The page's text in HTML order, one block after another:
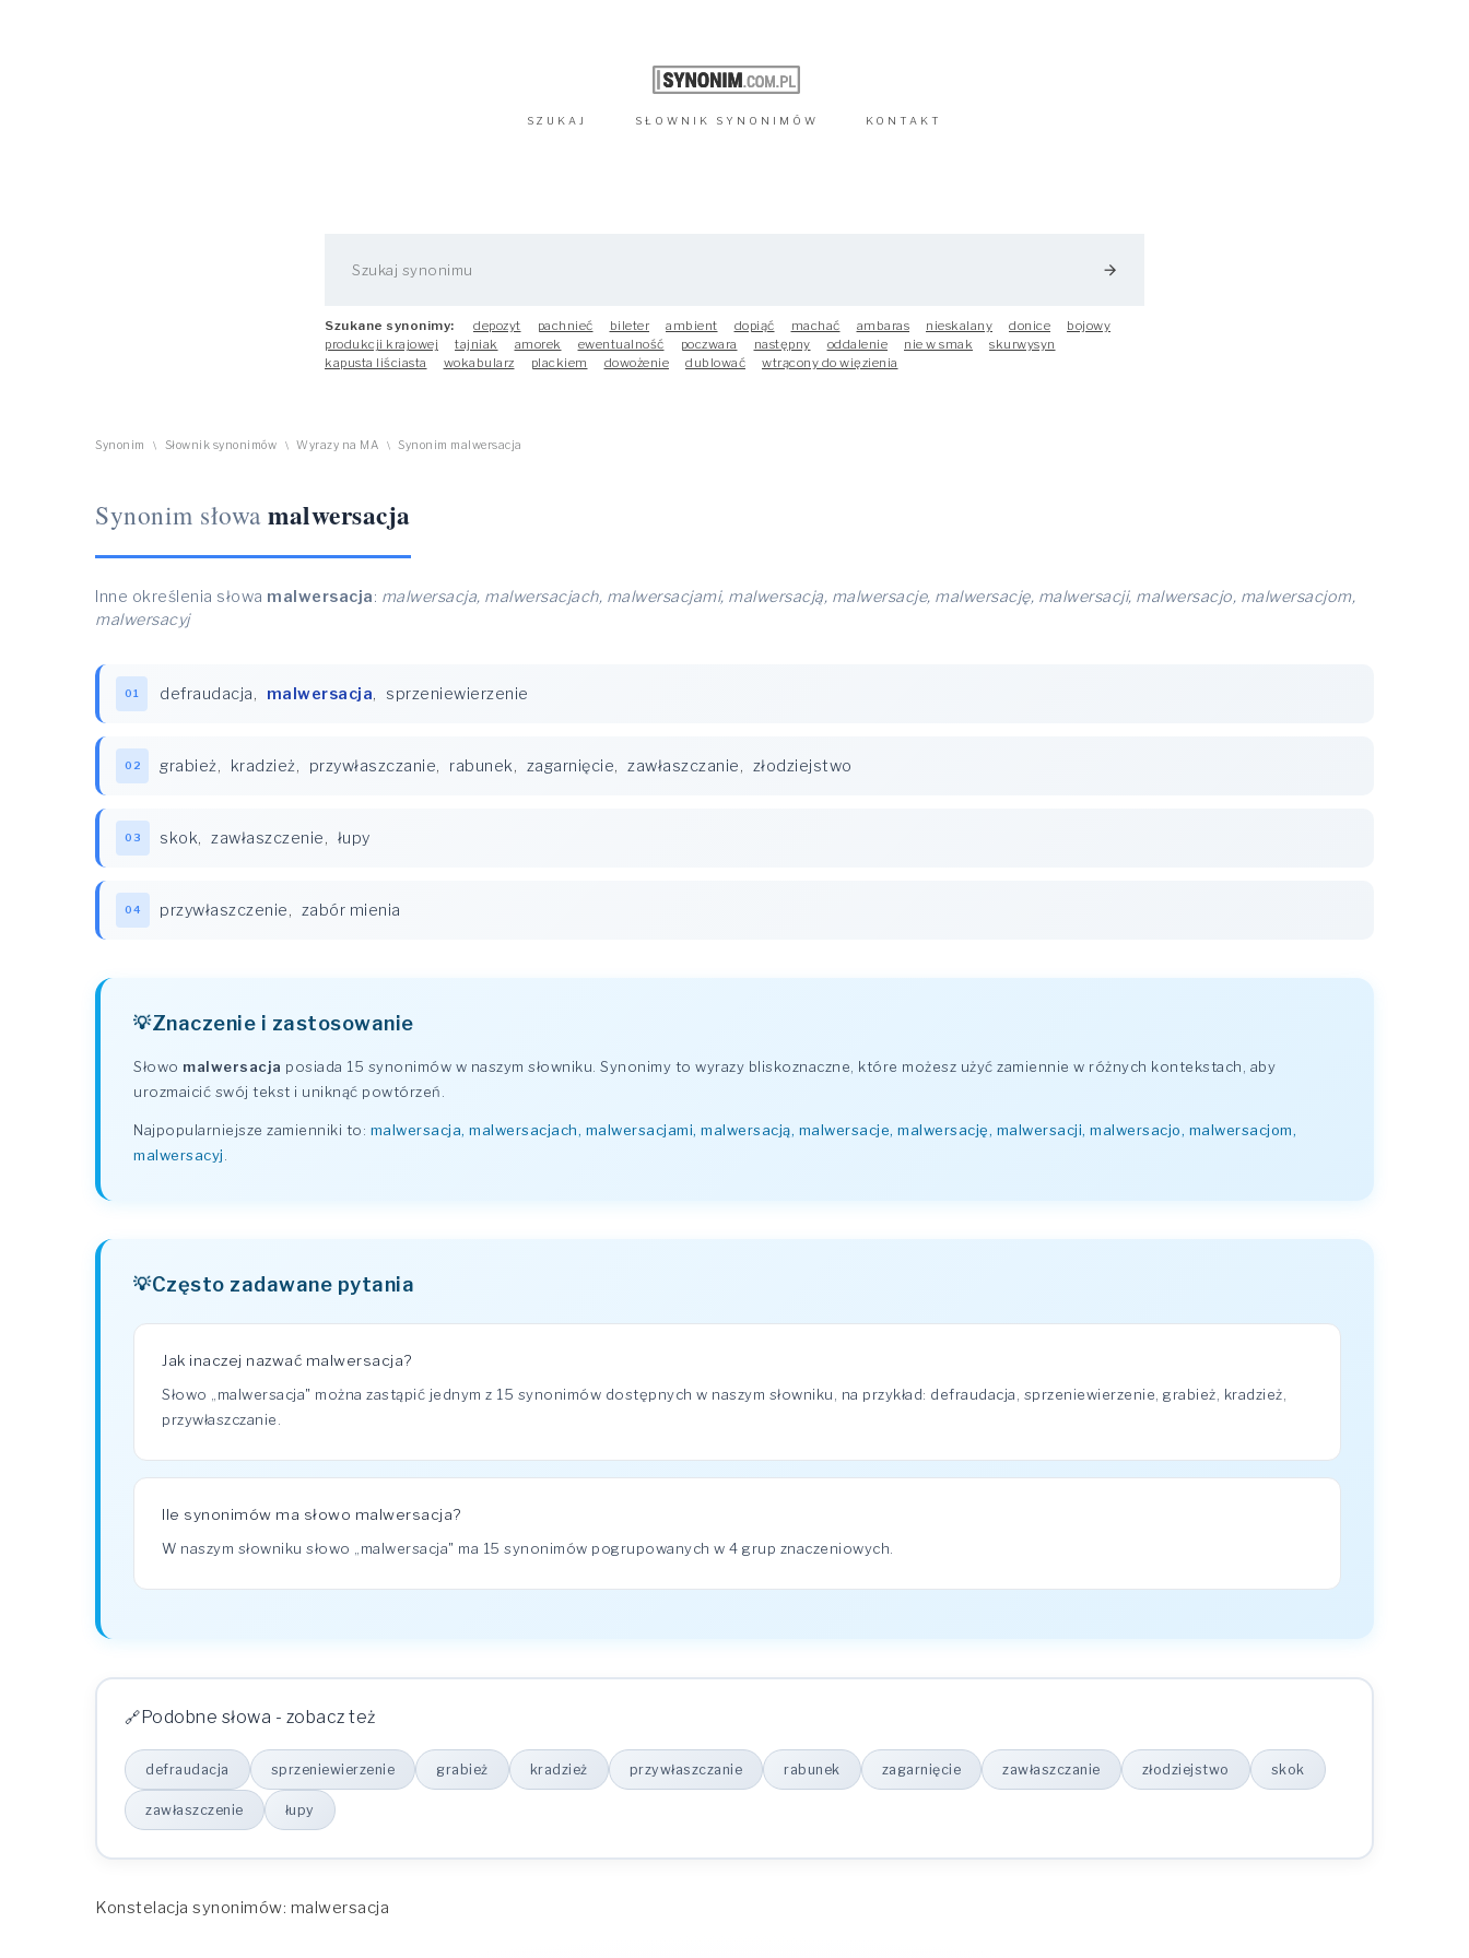
SZUKAJ SŁOWNIK SYNONIMÓW KONTAKT
arrow_forward
Szukane synonimy: depozyt pachnieć bileter ambient dopiąć machać ambaras nieskalany donice
bojowy
produkcji krajowej
tajniak amorek ewentualność poczwara następny oddalenie nie w smak
skurwysyn
kapusta liściasta
wokabularz plackiem dowożenie dublować wtrącony do więzienia
Synonim \ Słownik synonimów \ Wyrazy na MA \ Synonim malwersacja
Synonim słowa malwersacja
Inne określenia słowa malwersacja: malwersacja, malwersacjach, malwersacjami, malwersacją, malwersacje, malwersację, malwersacji, malwersacjo, malwersacjom,
malwersacyj
01 defraudacja, malwersacja, sprzeniewierzenie
02 grabież, kradzież, przywłaszczanie, rabunek, zagarnięcie, zawłaszczanie, złodziejstwo
03 skok, zawłaszczenie, łupy
04 przywłaszczenie, zabór mienia
Znaczenie i zastosowanie
Słowo malwersacja posiada 15 synonimów w naszym słowniku. Synonimy to wyrazy bliskoznaczne, które możesz użyć zamiennie w różnych kontekstach, aby
urozmaicić swój tekst i uniknąć powtórzeń.
Najpopularniejsze zamienniki to: malwersacja, malwersacjach, malwersacjami, malwersacją, malwersacje, malwersację, malwersacji, malwersacjo, malwersacjom,
malwersacyj
Często zadawane pytania
Jak inaczej nazwać malwersacja?
Słowo „malwersacja" można zastąpić jednym z 15 synonimów dostępnych w naszym słowniku, na przykład: defraudacja, sprzeniewierzenie, grabież, kradzież,
przywłaszczanie.
Ile synonimów ma słowo malwersacja?
W naszym słowniku słowo „malwersacja" ma 15 synonimów pogrupowanych w 4 grup znaczeniowych.
Podobne słowa - zobacz też
defraudacja sprzeniewierzenie grabież kradzież przywłaszczanie rabunek zagarnięcie zawłaszczanie złodziejstwo skok
zawłaszczenie łupy
Konstelacja synonimów: malwersacja